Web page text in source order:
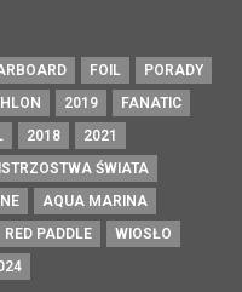
FOIL
PORADY
2019
FANATIC
2018
2021
ŚWIATA
AQUA MARINA
RED PADDLE
WIOSŁO